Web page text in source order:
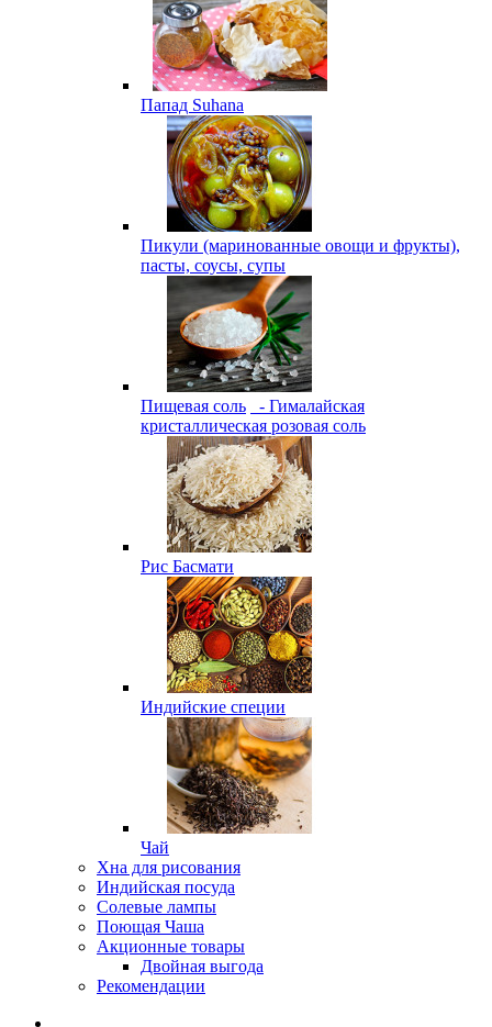
Папад Suhana
Пикули (маринованные овощи и фрукты),
пасты, соусы, супы
Пищевая соль
- Гималайская
кристаллическая розовая соль
Рис Басмати
Индийские специи
Чай
Хна для рисования
Индийская посуда
Солевые лампы
Поющая Чаша
Акционные товары
Двойная выгода
Рекомендации